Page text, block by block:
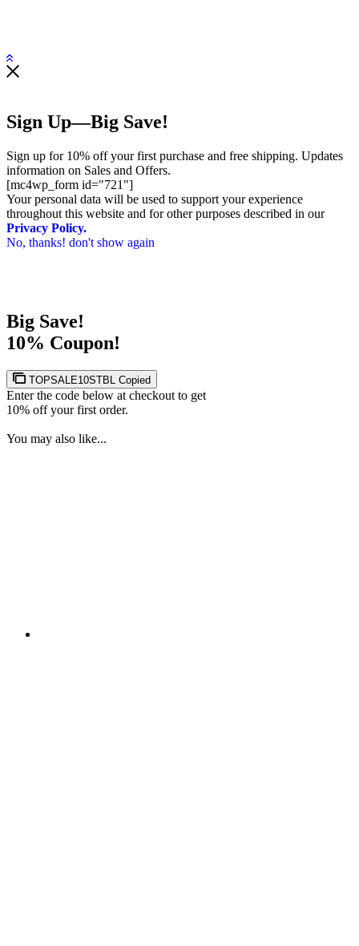
Sign Up—Big Save!
Sign up for 10% off your first purchase and free shipping. Updates
information on Sales and Offers.
[mc4wp_form id="721"]
Your personal data will be used to support your experience
throughout this website and for other purposes described in our
Privacy Policy.
No, thanks! don't show again
Big Save!
10% Coupon!
TOPSALE10STBL Copied
Enter the code below at checkout to get
10% off your first order.
You may also like...